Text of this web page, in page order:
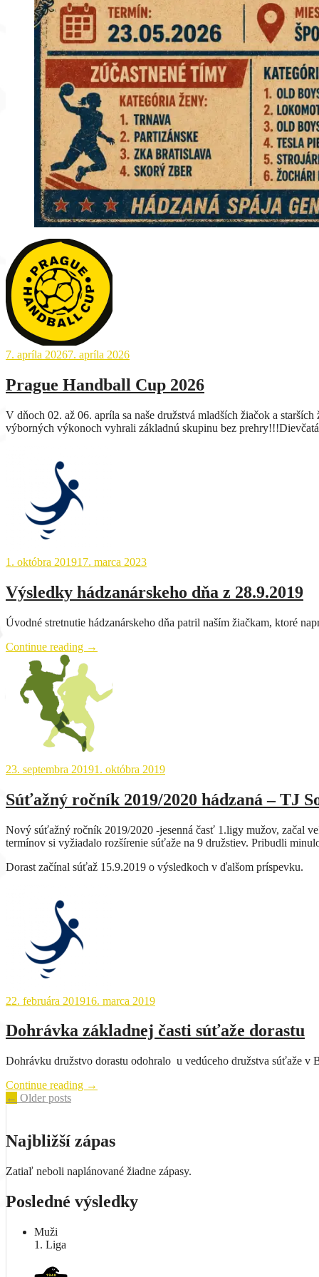
7. apríla 20267. apríla 2026
Prague Handball Cup 2026
V dňoch 02. až 06. apríla sa naše družstvá mladších žiačok a
výborných výkonoch vyhrali základnú skupinu bez
1. októbra 201917. marca 2023
Výsledky hádzanárskeho dňa z 28.9.2019
Úvodné stretnutie hádzanárskeho dňa patril naším žiačkam, ktoré
Continue reading „Výsledky
dňa
28.9.2019“
→
23. septembra 20191. októbra 2019
Súťažný ročník 2019/2020 hádzaná – TJ
Nový súťažný ročník 2019/2020 -jesenná časť 1.ligy mužov, začal
termínov si vyžiadalo rozšírenie súťaže na 9 družstiev. Pribudli
Dorast začínal súťaž 15.9.2019 o výsledkoch v ďalšom príspevku.
22. februára 201916. marca 2019
Dohrávka základnej časti súťaže dorastu
Dohrávku družstvo dorastu odohralo u vedúceho družstva súťaže v
Continue reading „Dohrávka
dorastu“
→
Posts
← Older posts
Najbližší zápas
Zatiaľ neboli naplánované žiadne zápasy.
Posledné výsledky
Muži
1. Liga